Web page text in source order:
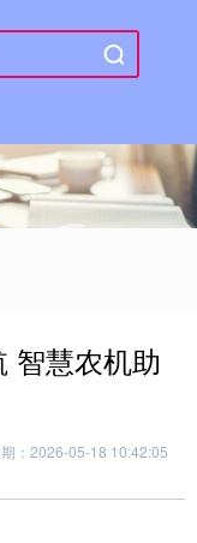
智慧农机助
期：2026-05-18 10:42:05